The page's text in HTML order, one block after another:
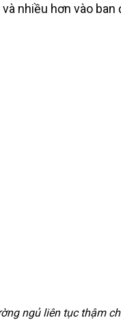
nhiều hơn vào
ngủ liên tục thậm